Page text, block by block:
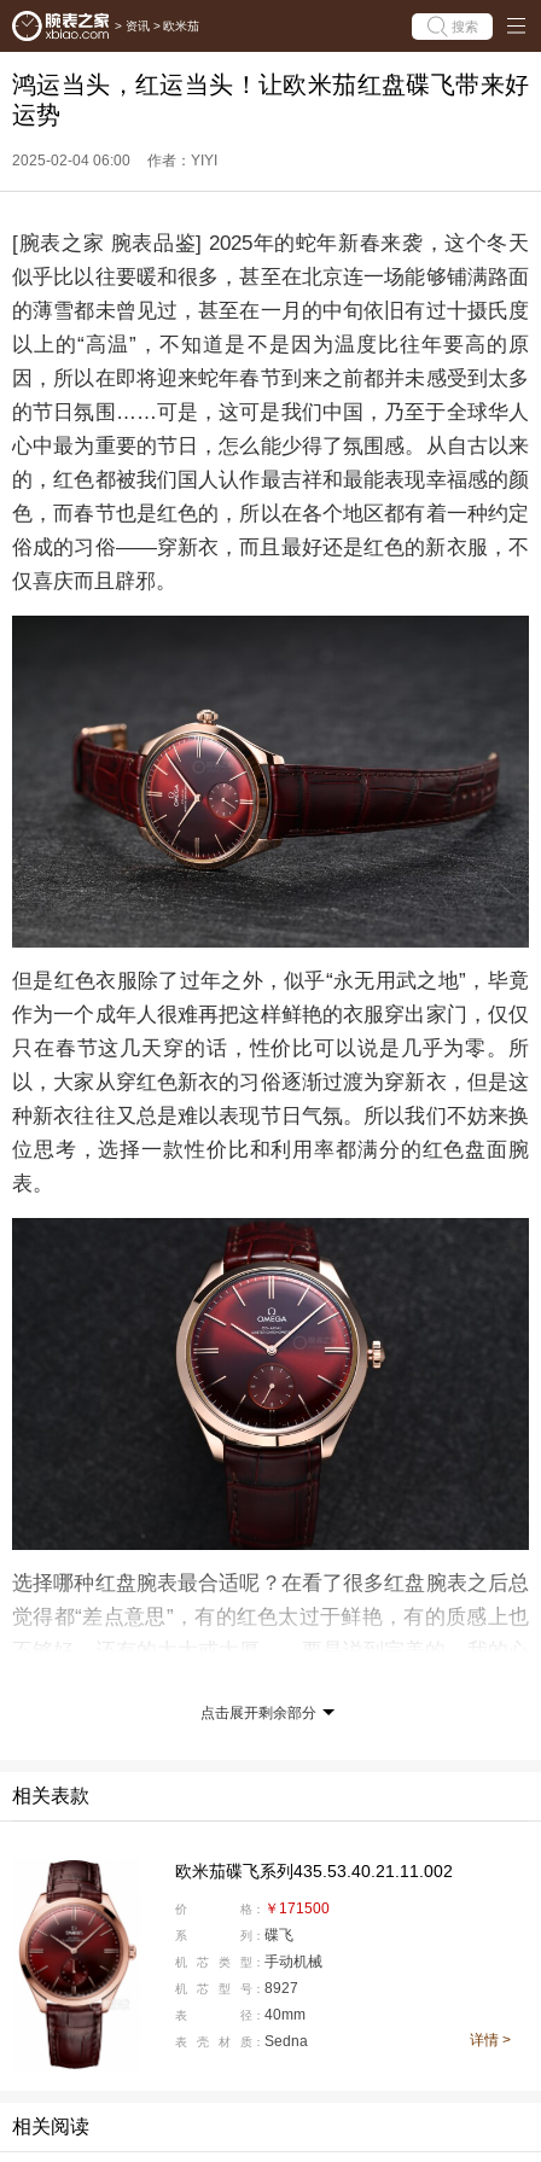
> 资讯 > 欧米茄 搜索
鸿运当头，红运当头！让欧米茄红盘碟飞带来好
运势
2025-02-04 06:00 作者：YIYI
[腕表之家 腕表品鉴] 2025年的蛇年新春来袭，这个冬天
似乎比以往要暖和很多，甚至在北京连一场能够铺满路面
的薄雪都未曾见过，甚至在一月的中旬依旧有过十摄氏度
以上的“高温”，不知道是不是因为温度比往年要高的原
因，所以在即将迎来蛇年春节到来之前都并未感受到太多
的节日氛围……可是，这可是我们中国，乃至于全球华人
心中最为重要的节日，怎么能少得了氛围感。从自古以来
的，红色都被我们国人认作最吉祥和最能表现幸福感的颜
色，而春节也是红色的，所以在各个地区都有着一种约定
俗成的习俗——穿新衣，而且最好还是红色的新衣服，不
仅喜庆而且辟邪。
但是红色衣服除了过年之外，似乎“永无用武之地”，毕竟
作为一个成年人很难再把这样鲜艳的衣服穿出家门，仅仅
只在春节这几天穿的话，性价比可以说是几乎为零。所
以，大家从穿红色新衣的习俗逐渐过渡为穿新衣，但是这
种新衣往往又总是难以表现节日气氛。所以我们不妨来换
位思考，选择一款性价比和利用率都满分的红色盘面腕
表。
选择哪种红盘腕表最合适呢？在看了很多红盘腕表之后总
觉得都“差点意思”，有的红色太过于鲜艳，有的质感上也
不够好，还有的太大或太厚……要是说到完美的，我的心
列名典腕表小秒针款（型号：435.53.40.21.11.002）。
40毫米的表径，经过精细抛光的表壳采用欧米茄独家研发
的Sedna™ 18K金材质，也就是将金、铜、钯三种贵金属
点击展开剩余部分
相关表款
欧米茄碟飞系列435.53.40.21.11.002
价 格： ￥171500
系 列： 碟飞
机 芯 类 型： 手动机械
机 芯 型 号： 8927
表 径： 40mm
表 壳 材 质： Sedna 详情 >
相关阅读